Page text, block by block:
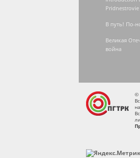
Pridnestrovie
В путь! По-
Великая
война
©